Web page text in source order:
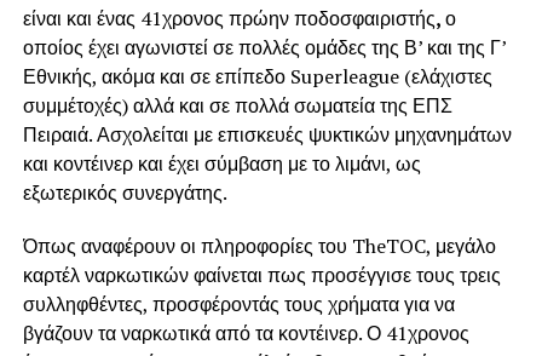
είναι και ένας 41χρονος πρώην ποδοσφαιριστής,ο
οποίος έχει αγωνιστεί σε πολλές ομάδες της Β’ και της Γ’
Εθνικής, ακόμα και σε επίπεδο Superleague (ελάχιστες
συμμέτοχές) αλλά και σε πολλά σωματεία της ΕΠΣ
Πειραιά. Ασχολείται με επισκευές ψυκτικών μηχανημάτων
και κοντέινερ και έχει σύμβαση με το λιμάνι, ως
εξωτερικός συνεργάτης.
Όπως αναφέρουν οι πληροφορίες του TheTOC, μεγάλο
καρτέλ ναρκωτικών φαίνεται πως προσέγγισε τους τρεις
συλληφθέντες, προσφέροντάς τους χρήματα για να
βγάζουν τα ναρκωτικά από τα κοντέινερ. Ο 41χρονος